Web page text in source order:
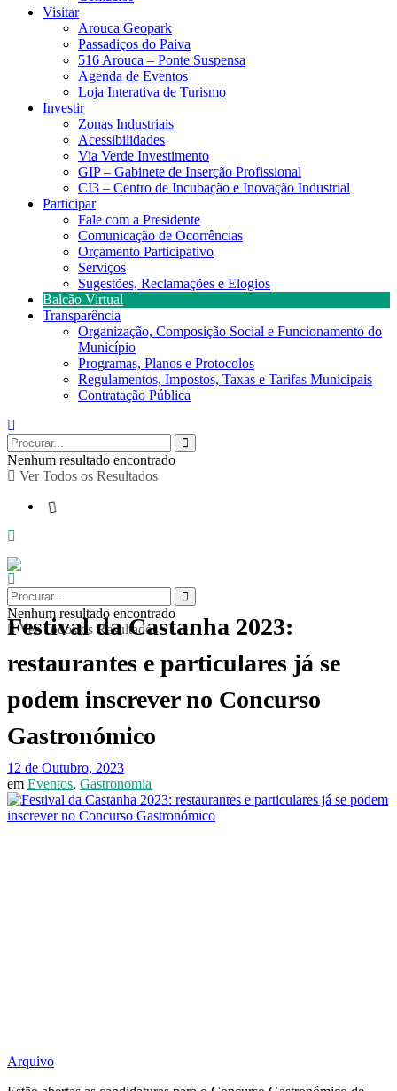
Visitar
Arouca Geopark
Passadiços do Paiva
516 Arouca – Ponte Suspensa
Agenda de Eventos
Loja Interativa de Turismo
Investir
Zonas Industriais
Acessibilidades
Via Verde Investimento
GIP – Gabinete de Inserção Profissional
CI3 – Centro de Incubação e Inovação Industrial
Participar
Fale com a Presidente
Comunicação de Ocorrências
Orçamento Participativo
Serviços
Sugestões, Reclamações e Elogios
Balcão Virtual
Transparência
Organização, Composição Social e Funcionamento do
Município
Programas, Planos e Protocolos
Regulamentos, Impostos, Taxas e Tarifas Municipais
Contratação Pública
Nenhum resultado encontrado
Ver Todos os Resultados
Nenhum resultado encontrado
Ver Todos os Resultados
Festival da Castanha 2023:
restaurantes e particulares já se
podem inscrever no Concurso
Gastronómico
12 de Outubro, 2023
em Eventos, Gastronomia
Arquivo